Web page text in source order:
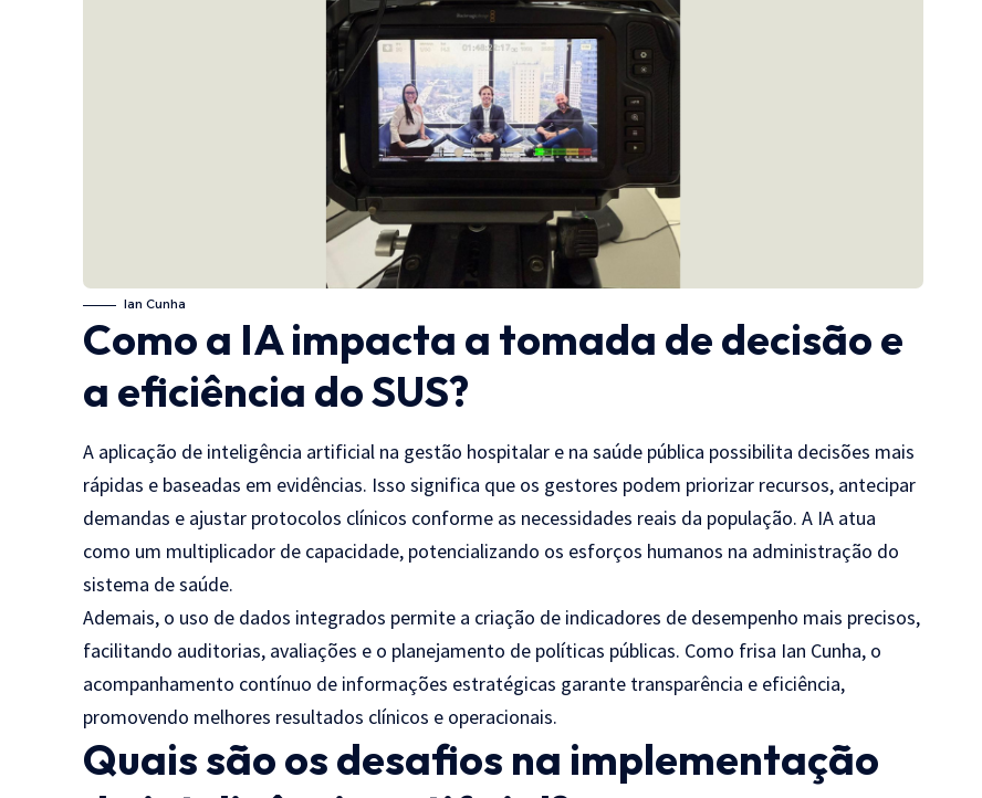
Ian Cunha
Como a IA impacta a tomada de decisão e
a eficiência do SUS?
A aplicação de inteligência artificial na gestão hospitalar e na saúde pública possibilita decisões mais
rápidas e baseadas em evidências. Isso significa que os gestores podem priorizar recursos, antecipar
demandas e ajustar protocolos clínicos conforme as necessidades reais da população. A IA atua
como um multiplicador de capacidade, potencializando os esforços humanos na administração do
sistema de saúde.
Ademais, o uso de dados integrados permite a criação de indicadores de desempenho mais precisos,
facilitando auditorias, avaliações e o planejamento de políticas públicas. Como frisa Ian Cunha, o
acompanhamento contínuo de informações estratégicas garante transparência e eficiência,
promovendo melhores resultados clínicos e operacionais.
Quais são os desafios na implementação